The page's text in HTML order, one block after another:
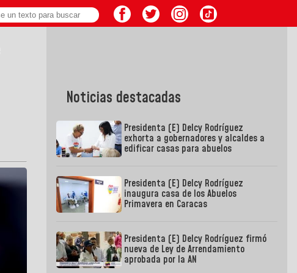
Noticias destacadas
Presidenta (E) Delcy Rodríguez
exhorta a gobernadores y alcaldes a
edificar casas para abuelos
Presidenta (E) Delcy Rodríguez
inaugura casa de los Abuelos
Primavera en Caracas
Presidenta (E) Delcy Rodríguez firmó
nueva de Ley de Arrendamiento
aprobada por la AN